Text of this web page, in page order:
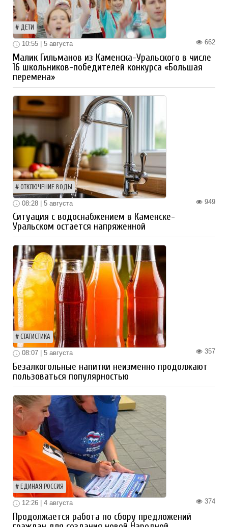
ДЕТИ
662
10:55 | 5 августа
Малик Гильманов из Каменска-Уральского в числе
16 школьников-победителей конкурса «Большая
перемена»
ОТКЛЮЧЕНИЕ ВОДЫ
949
08:28 | 5 августа
Ситуация с водоснабжением в Каменске-
Уральском остается напряженной
СТАТИСТИКА
357
08:07 | 5 августа
Безалкогольные напитки неизменно продолжают
пользоваться популярностью
ЕДИНАЯ РОССИЯ
374
12:26 | 4 августа
Продолжается работа по сбору предложений